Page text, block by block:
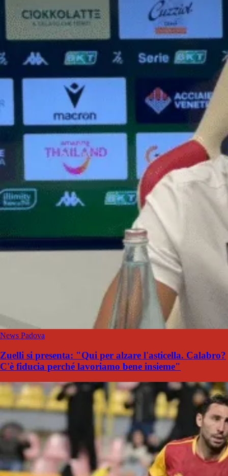
News Padova
Zuelli si presenta: "Qui per alzare l'asticella. Calabro?
C'è fiducia perché lavoriamo bene insieme"